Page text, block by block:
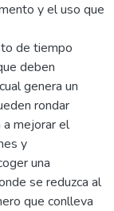
y el uso que
de tiempo
deben
genera un
rondar
mejorar el
y
una
se reduzca al
que conlleva